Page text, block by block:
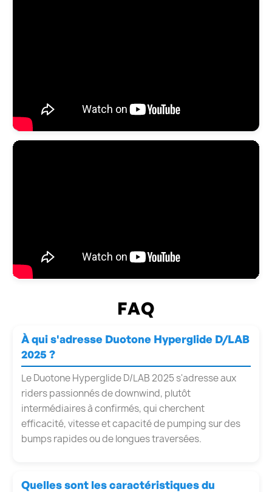
FAQ
À qui s'adresse Duotone Hyperglide D/LAB
2025 ?
Le Duotone Hyperglide D/LAB 2025 s'adresse aux
riders passionnés de downwind, plutôt
intermédiaires à confirmés, qui cherchent
efficacité, vitesse et capacité de pumping sur des
bumps rapides ou de longues traversées.
Quelles sont les caractéristiques du